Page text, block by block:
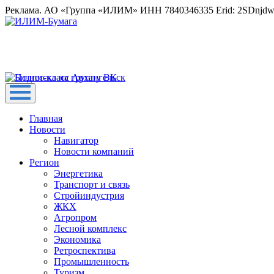
Реклама. АО «Группа «ИЛИМ» ИНН 7840346335 Erid:
Главная
Новости
Навигатор
Новости компаний
Регион
Энергетика
Транспорт и связь
Стройиндустрия
ЖКХ
Агропром
Лесной комплекс
Экономика
Ретроспектива
Промышленность